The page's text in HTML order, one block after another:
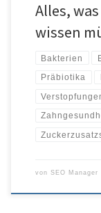
Alles,
wissen
Bakterien
Präbiotika
von SEO Manager